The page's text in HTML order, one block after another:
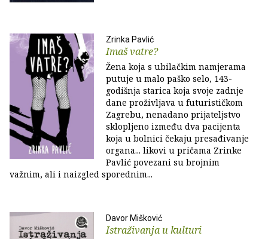
Zrinka Pavlić
Imaš vatre?
Žena koja s ubilačkim namjerama
putuje u malo paško selo, 143-
godišnja starica koja svoje zadnje
dane proživljava u futurističkom
Zagrebu, nenadano prijateljstvo
sklopljeno između dva pacijenta
koja u bolnici čekaju presađivanje
organa... likovi u pričama Zrinke
Pavlić povezani su brojnim
važnim, ali i naizgled sporednim...
Davor Mišković
Istraživanja u kulturi